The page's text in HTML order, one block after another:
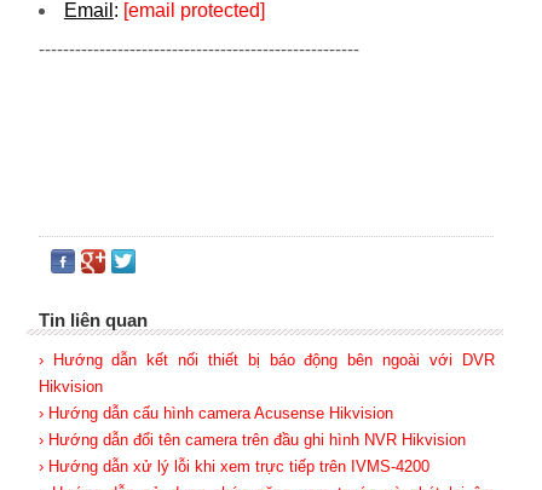
Email : [email protected]
-----------------------------------------------------
Tin liên quan
› Hướng dẫn kết nối thiết bị báo động bên ngoài với DVR
Hikvision
› Hướng dẫn cấu hình camera Acusense Hikvision
› Hướng dẫn đổi tên camera trên đầu ghi hình NVR Hikvision
› Hướng dẫn xử lý lỗi khi xem trực tiếp trên IVMS-4200